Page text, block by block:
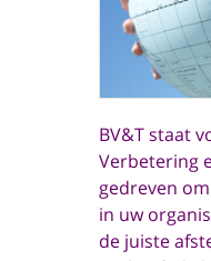
BV&T staat
Verbetering
gedreven
in uw
de juiste